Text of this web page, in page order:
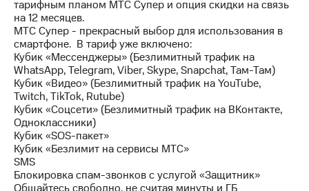
SIM-
карту
Оформить
eSIM
SIM-
карта
для
иностранцев
Оформить
номер
при
оплате
с карты
МТС
Деньги
Спутниковое ТВ
Выберите
и подключите
ТВ
с выгодным
тарифным планом МТС Супер и опция скидки на связь
на 12 месяцев.
МТС Супер - прекрасный выбор для использования в
смартфоне. В тариф уже включено:
Кубик «Мессенджеры» (Безлимитный трафик на
WhatsApp, Telegram, Viber, Skype, Snapchat, Там-Там)
Кубик «Видео» (Безлимитный трафик на YouTube,
Twitch, TikTok, Rutube)
Кубик «Соцсети» (Безлимитный трафик на ВКонтакте,
Одноклассники)
Кубик «SOS-пакет»
Кубик «Безлимит на сервисы МТС»
SMS
Блокировка спам-звонков с услугой «Защитник»